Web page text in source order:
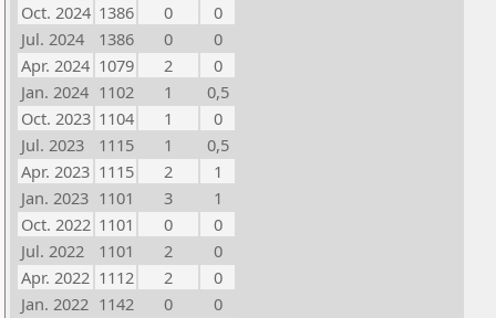
Oct. 2024 1386 0
0
Jul. 2024
1386 0
0
Apr. 2024 1079 2
0
Jan. 2024 1102 1
0,5
Oct. 2023 1104 1
0
Jul. 2023
1115 1
0,5
Apr. 2023 1115 2
1
Jan. 2023 1101 3
1
Oct. 2022 1101 0
0
Jul. 2022
1101 2
0
Apr. 2022 1112 2
0
Jan. 2022 1142 0
0